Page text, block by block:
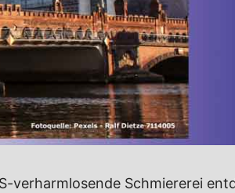
verharmlosende Schmiererei